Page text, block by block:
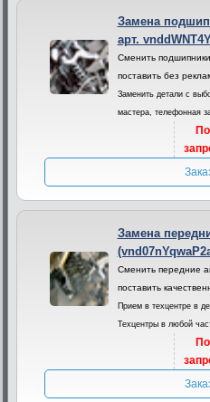
Замена
арт.
Сменить
поставить без
Заменить детали с
мастера, телефонная
По
Замена
Сменить передние
поставить
Прием в техцентре в
Техцентры в любой
По